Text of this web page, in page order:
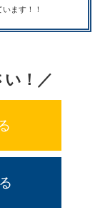
ます！！
！／